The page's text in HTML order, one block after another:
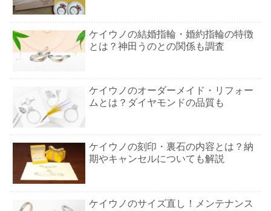
ケイウノの結婚指輪・婚約指輪の特徴
とは？神田うのとの関係も調査
ケイウノのオーダーメイド・リフォー
ムとは？ダイヤモンドの品質も
ケイウノの刻印・裏石の内容とは？納
期やキャンセルについても解説
ケイウノのサイズ直し！メンテナンス